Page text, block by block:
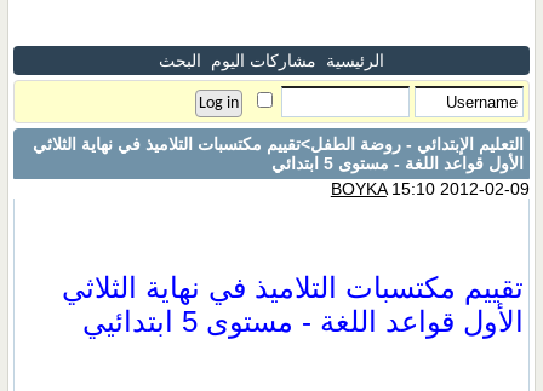
الرئيسية مشاركات اليوم البحث
التعليم الإبتدائي - روضة الطفل>تقييم مكتسبات التلاميذ في نهاية الثلاثي
الأول قواعد اللغة - مستوى 5 ابتدائي
BOYKA15:10 2012-02-09
تقييم مكتسبات التلاميذ في نهاية الثلاثي
الأول قواعد اللغة - مستوى 5 ابتدائيي